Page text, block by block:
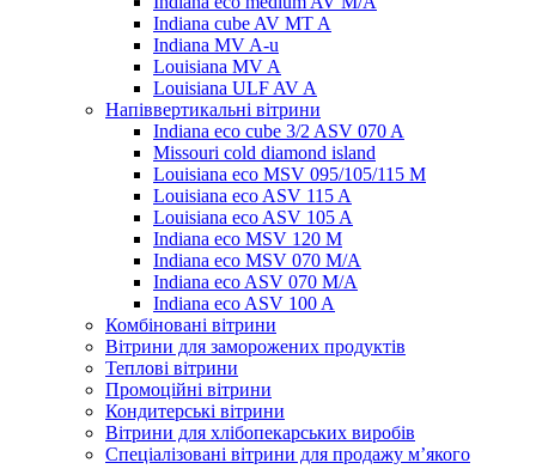
Indiana cube AV MT A
Indiana MV A-u
Louisiana MV A
Louisiana ULF AV A
Напіввертикальні вітрини
Indiana eco cube 3/2 ASV 070 A
Missouri cold diamond island
Louisiana eco MSV 095/105/115 M
Louisiana eco ASV 115 A
Louisiana eco ASV 105 A
Indiana eco MSV 120 M
Indiana eco MSV 070 M/A
Indiana eco ASV 070 M/A
Indiana eco ASV 100 A
Комбіновані вітрини
Вітрини для заморожених продуктів
Теплові вітрини
Промоційні вітрини
Кондитерські вітрини
Вітрини для хлібопекарських виробів
Спеціалізовані вітрини для продажу м’якого